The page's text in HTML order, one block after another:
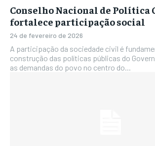
Conselho Nacional de
fortalece participação social
24 de fevereiro de 2026
A participação da sociedade civil é
construção das políticas públicas do
as demandas do povo no centro do...